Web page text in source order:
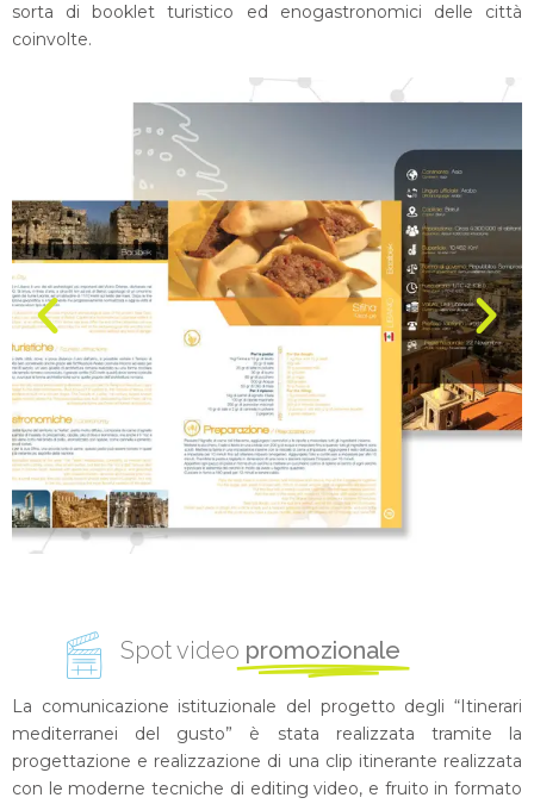
sorta di booklet turistico ed enogastronomici delle città
coinvolte.
Spot video promozionale
La comunicazione istituzionale del progetto degli “Itinerari
mediterranei del gusto” è stata realizzata tramite la
progettazione e realizzazione di una clip itinerante realizzata
con le moderne tecniche di editing video, e fruito in formato